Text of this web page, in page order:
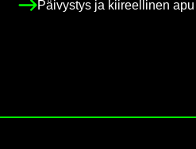
Päi­vys­tys ja kii­reel­li­nen apu